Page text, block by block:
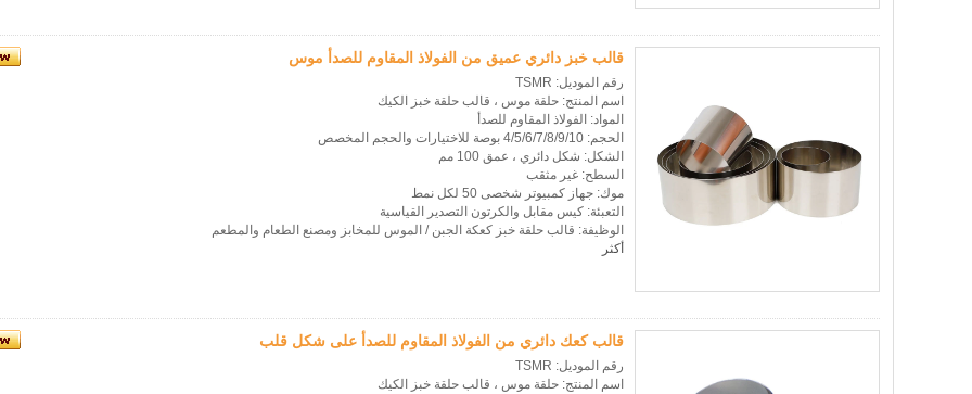
قالب خبز دائري عميق من الفولاذ المقاوم للصدأ موس
رقم الموديل: TSMR
اسم المنتج: حلقة موس ، قالب حلقة خبز الكيك
المواد: الفولاذ المقاوم للصدأ
الحجم: 4/5/6/7/8/9/10 بوصة للاختيارات والحجم المخصص
الشكل: شكل دائري ، عمق 100 مم
السطح: غير مثقب
موك: جهاز كمبيوتر شخصى 50 لكل نمط
التعبئة: كيس مقابل والكرتون التصدير القياسية
الوظيفة: قالب حلقة خبز كعكة الجبن / الموس للمخابز ومصنع الطعام والمطعم
أكثر
قالب كعك دائري من الفولاذ المقاوم للصدأ على شكل قلب
رقم الموديل: TSMR
اسم المنتج: حلقة موس ، قالب حلقة خبز الكيك